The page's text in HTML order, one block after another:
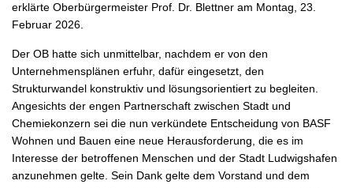
erklärte Oberbürgermeister Prof. Dr. Blettner am Montag, 23.
Februar 2026.
Der OB hatte sich unmittelbar, nachdem er von den
Unternehmensplänen erfuhr, dafür eingesetzt, den
Strukturwandel konstruktiv und lösungsorientiert zu begleiten.
Angesichts der engen Partnerschaft zwischen Stadt und
Chemiekonzern sei die nun verkündete Entscheidung von BASF
Wohnen und Bauen eine neue Herausforderung, die es im
Interesse der betroffenen Menschen und der Stadt Ludwigshafen
anzunehmen gelte. Sein Dank gelte dem Vorstand und dem